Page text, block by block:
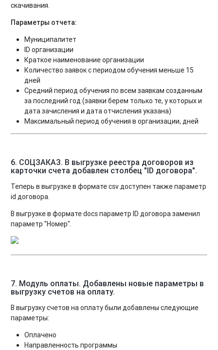
скачивания.
Параметры отчета:
Муниципалитет
ID организации
Краткое наименование организации
Количество заявок с периодом обучения меньше 15
дней
Средний период обучения по всем заявкам созданным
за последний год (заявки берем только те, у которых и
дата зачисления и дата отчисления указана)
Максимальный период обучения в организации, дней
6. СОЦЗАКАЗ. В выгрузке реестра договоров из
карточки счета добавлен столбец "ID договора".
Теперь в выгрузке в формате csv доступен также параметр
id договора.
В выгрузке в формате docs параметр ID договора заменил
параметр "Номер".
7. Модуль оплаты. Добавлены новые параметры в
выгрузку счетов на оплату.
В выгрузку счетов на оплату были добавлены следующие
параметры:
Оплачено
Направленность программы